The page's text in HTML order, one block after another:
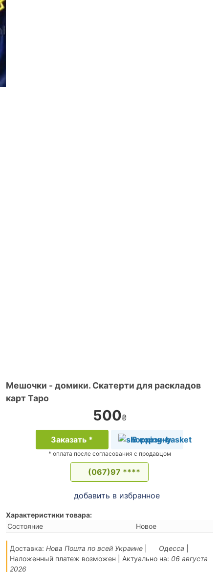
Мешочки - домики. Скатерти для раскладов
карт Таро
500₴
Заказать * В корзину
* оплата после согласования с продавцом
(067)97 ****
добавить в избранное
Характеристики товара:
Состояние
Новое
Доставка: Нова Пошта по всей Украине| Одесса
Наложенный платеж возможен | Актуально на: 06 августа
2026